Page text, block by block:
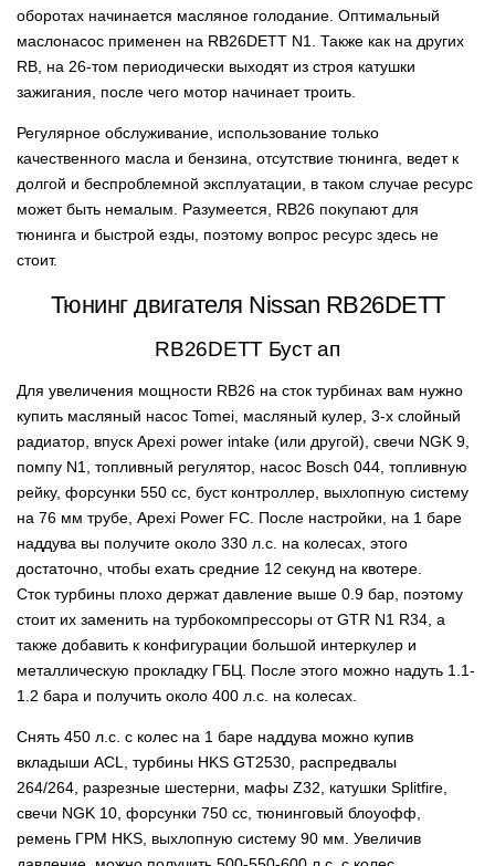
оборотах начинается масляное голодание. Оптимальный
маслонасос применен на RB26DETT N1. Также как на других
RB, на 26-том периодически выходят из строя катушки
зажигания, после чего мотор начинает троить.
Регулярное обслуживание, использование только
качественного масла и бензина, отсутствие тюнинга, ведет к
долгой и беспроблемной эксплуатации, в таком случае ресурс
может быть немалым. Разумеется, RB26 покупают для
тюнинга и быстрой езды, поэтому вопрос ресурс здесь не
стоит.
Тюнинг двигателя Nissan RB26DETT
RB26DETT Буст ап
Для увеличения мощности RB26 на сток турбинах вам нужно
купить масляный насос Tomei, масляный кулер, 3-х слойный
радиатор, впуск Apexi power intake (или другой), свечи NGK 9,
помпу N1, топливный регулятор, насос Bosch 044, топливную
рейку, форсунки 550 сс, буст контроллер, выхлопную систему
на 76 мм трубе, Apexi Power FC. После настройки, на 1 баре
наддува вы получите около 330 л.с. на колесах, этого
достаточно, чтобы ехать средние 12 секунд на квотере.
Сток турбины плохо держат давление выше 0.9 бар, поэтому
стоит их заменить на турбокомпрессоры от GTR N1 R34, а
также добавить к конфигурации большой интеркулер и
металлическую прокладку ГБЦ. После этого можно надуть 1.1-
1.2 бара и получить около 400 л.с. на колесах.
Снять 450 л.с. с колес на 1 баре наддува можно купив
вкладыши ACL, турбины HKS GT2530, распредвалы
264/264, разрезные шестерни, мафы Z32, катушки Splitfire,
свечи NGK 10, форсунки 750 сс, тюнинговый блоуофф,
ремень ГРМ HKS, выхлопную систему 90 мм. Увеличив